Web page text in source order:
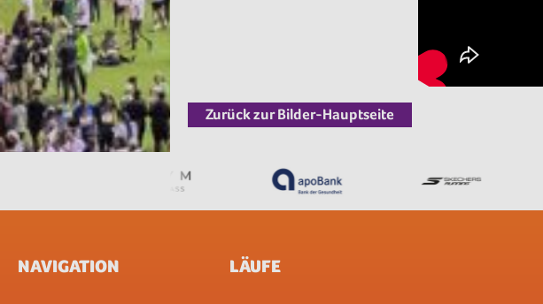
Zurück zur Bilder-Hauptseite
NAVIGATION LÄUFE